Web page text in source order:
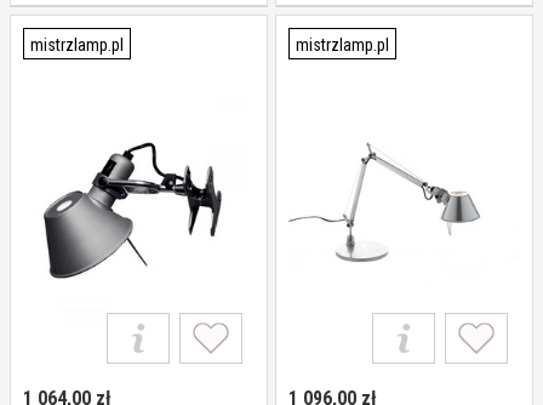
mistrzlamp.pl
1 064,00 zł
mistrzlamp.pl
1 096,00 zł